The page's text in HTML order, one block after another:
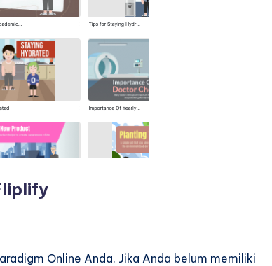
Online Anda. Jika Anda belum memiliki